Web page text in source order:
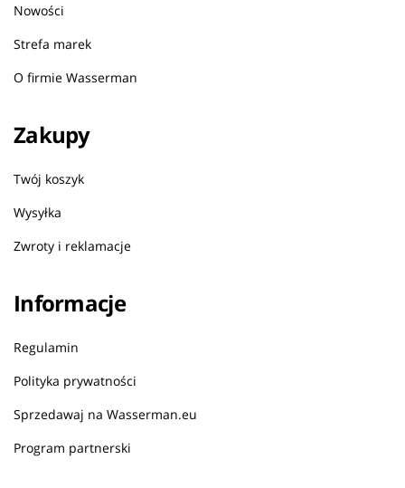
Nowości
Strefa marek
O firmie Wasserman
Zakupy
Twój koszyk
Wysyłka
Zwroty i reklamacje
Informacje
Regulamin
Polityka prywatności
Sprzedawaj na Wasserman.eu
Program partnerski